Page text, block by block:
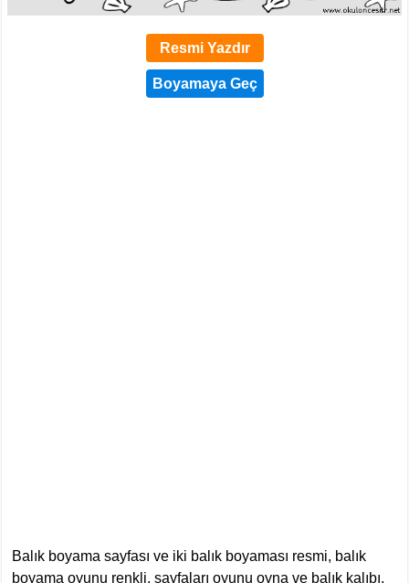
Resmi Yazdır
Balık boyama sayfası ve iki balık boyaması resmi, balık
boyama oyunu renkli, sayfaları oyunu oyna ve balık kalıbı,